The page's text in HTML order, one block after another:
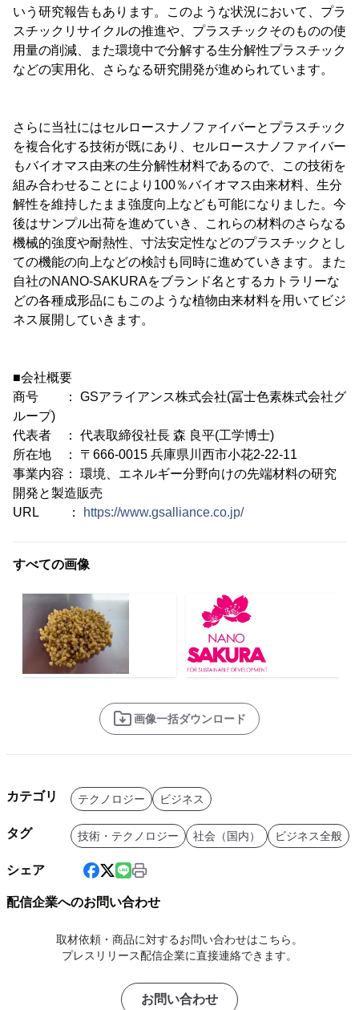
いう研究報告もあります。このような状況において、プラ
スチックリサイクルの推進や、プラスチックそのものの使
用量の削減、また環境中で分解する生分解性プラスチック
などの実用化、さらなる研究開発が進められています。
さらに当社にはセルロースナノファイバーとプラスチック
を複合化する技術が既にあり、セルロースナノファイバー
もバイオマス由来の生分解性材料であるので、この技術を
組み合わせることにより100％バイオマス由来材料、生分
解性を維持したまま強度向上なども可能になりました。今
後はサンプル出荷を進めていき、これらの材料のさらなる
機械的強度や耐熱性、寸法安定性などのプラスチックとし
ての機能の向上などの検討も同時に進めていきます。また
自社のNANO-SAKURAをブランド名とするカトラリーな
どの各種成形品にもこのような植物由来材料を用いてビジ
ネス展開していきます。
■会社概要
商号 ： GSアライアンス株式会社(冨士色素株式会社グ
ループ)
代表者 ： 代表取締役社長 森 良平(工学博士)
所在地 ： 〒666-0015 兵庫県川西市小花2-22-11
事業内容： 環境、エネルギー分野向けの先端材料の研究
開発と製造販売
URL ：
https://www.gsalliance.co.jp/
すべての画像
画像一括ダウンロード
カテゴリ テクノロジー ビジネス
タグ 技術・テクノロジー 社会（国内） ビジネス全般
シェア
配信企業へのお問い合わせ
取材依頼・商品に対するお問い合わせはこちら。
プレスリリース配信企業に直接連絡できます。
お問い合わせ